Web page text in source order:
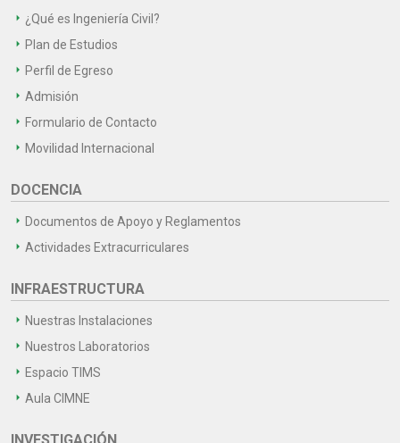
¿Qué es Ingeniería Civil?
Plan de Estudios
Perfil de Egreso
Admisión
Formulario de Contacto
Movilidad Internacional
DOCENCIA
Documentos de Apoyo y Reglamentos
Actividades Extracurriculares
INFRAESTRUCTURA
Nuestras Instalaciones
Nuestros Laboratorios
Espacio TIMS
Aula CIMNE
INVESTIGACIÓN